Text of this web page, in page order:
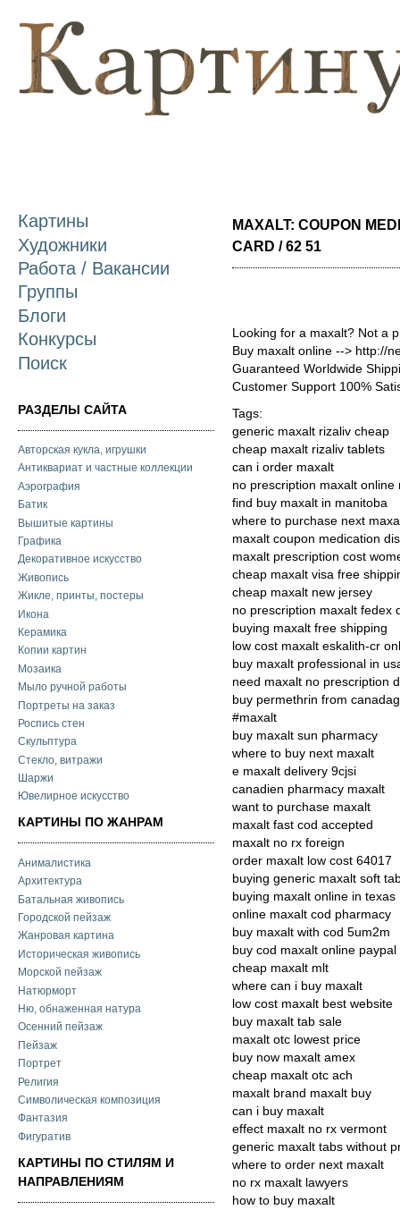
Картины
Художники
Работа / Вакансии
Группы
Блоги
Конкурсы
Поиск
РАЗДЕЛЫ САЙТА
Авторская кукла, игрушки
Антиквариат и частные коллекции
Аэрография
Батик
Вышитые картины
Графика
Декоративное искусство
Живопись
Жикле, принты, постеры
Икона
Керамика
Копии картин
Мозаика
Мыло ручной работы
Портреты на заказ
Роспись стен
Скульптура
Стекло, витражи
Шаржи
Ювелирное искусство
КАРТИНЫ ПО ЖАНРАМ
Анималистика
Архитектура
Батальная живопись
Городской пейзаж
Жанровая картина
Историческая живопись
Морской пейзаж
Натюрморт
Ню, обнаженная натура
Осенний пейзаж
Пейзаж
Портрет
Религия
Символическая композиция
Фантазия
Фигуратив
КАРТИНЫ ПО СТИЛЯМ И
НАПРАВЛЕНИЯМ
MAXALT: COUPON
CARD / 62 51
Looking for a maxalt? Not a
Buy maxalt online --> http://
Guaranteed Worldwide
Customer Support 100%
Tags:
generic maxalt rizaliv cheap
cheap maxalt rizaliv tablets
can i order maxalt
no prescription maxalt online
find buy maxalt in manitoba
where to purchase next
maxalt coupon medication
maxalt prescription cost
cheap maxalt visa free
cheap maxalt new jersey
no prescription maxalt fedex
buying maxalt free shipping
low cost maxalt eskalith-cr
buy maxalt professional in
need maxalt no prescription
buy permethrin from
#maxalt
buy maxalt sun pharmacy
where to buy next maxalt
e maxalt delivery 9cjsi
canadien pharmacy maxalt
want to purchase maxalt
maxalt fast cod accepted
maxalt no rx foreign
order maxalt low cost 64017
buying generic maxalt soft
buying maxalt online in texas
online maxalt cod pharmacy
buy maxalt with cod 5um2m
buy cod maxalt online paypal
cheap maxalt mlt
where can i buy maxalt
low cost maxalt best website
buy maxalt tab sale
maxalt otc lowest price
buy now maxalt amex
cheap maxalt otc ach
maxalt brand maxalt buy
can i buy maxalt
effect maxalt no rx vermont
generic maxalt tabs without
where to order next maxalt
no rx maxalt lawyers
how to buy maxalt